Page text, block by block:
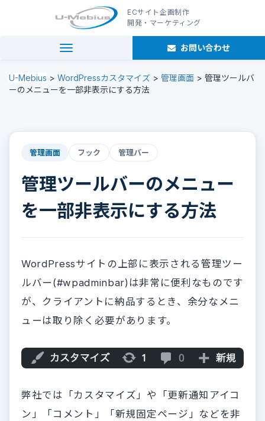
ECサイト企画制作
開発・マーケティング
navigation お問い合わせ
U-Mebius > WordPressカスタマイズ > 管理画面 > 管理ツールバ
ーのメニューを一部非表示にする方法
管理画面 フック 管理バー
管理ツールバーのメニュー
を一部非表示にする方法
WordPressサイトの上部に表示される管理ツー
ルバー(#wpadminbar)は非常に便利なものです
が、クライアントに納品するとき、余分なメニ
ューは取り除く必要があります。
弊社では「カスタマイズ」や「更新通知アイコ
ン」「コメント」「新規固定ページ」などを非